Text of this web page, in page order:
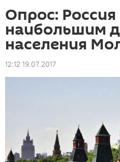
Опрос:
наибольшим
населения
12:12 19.07.2017